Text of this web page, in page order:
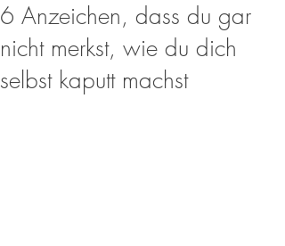
6 Anzeichen, dass du gar
nicht merkst, wie du dich
selbst kaputt machst